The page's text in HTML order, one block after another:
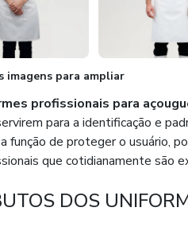
imagens para ampliar
profissionais para
para a identificação e
função de proteger o usuário,
que cotidianamente são
DOS